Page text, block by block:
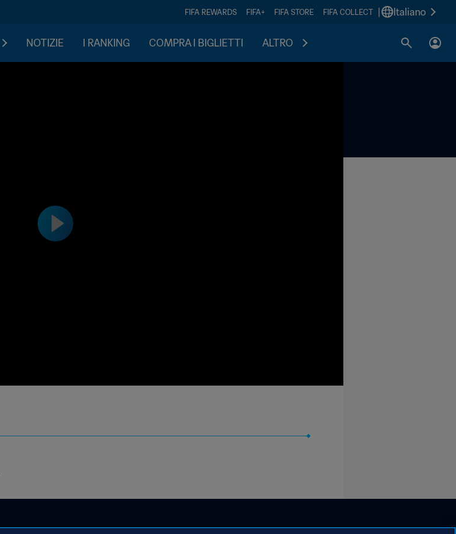
FIFA REWARDS FIFA+ FIFA STORE FIFA COLLECT Italiano
NOTIZIE I RANKING COMPRA I BIGLIETTI ALTRO